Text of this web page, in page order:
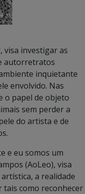
visa investigar as
autorretratos
inquietante
envolvido. Nas
o papel de objeto
sem perder a
do artista e de
e eu somos um
(AoLeo), visa
a realidade
como reconhecer